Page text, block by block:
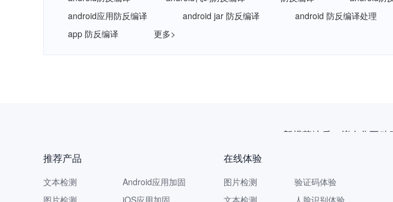
android应用防反编译
android jar 防反编译 android 防反编译处理
app 防反编译
更多>
推荐产品
文本检测
图片检测
Android应用加固
iOS应用加固
在线体验
图片检测
文本检测
验证码体验
人脸识别体验